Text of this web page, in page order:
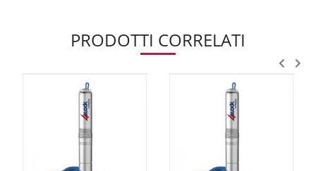
PRODOTTI CORRELATI